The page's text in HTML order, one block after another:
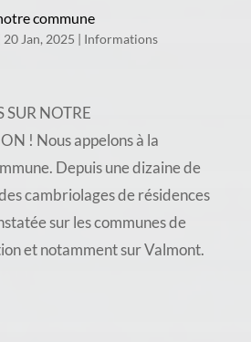
commune
20 Jan, 2025 | Informations
NOTRE
! Nous appelons à la
Depuis une dizaine de
cambriolages de résidences
sur les communes de
et notamment sur Valmont.